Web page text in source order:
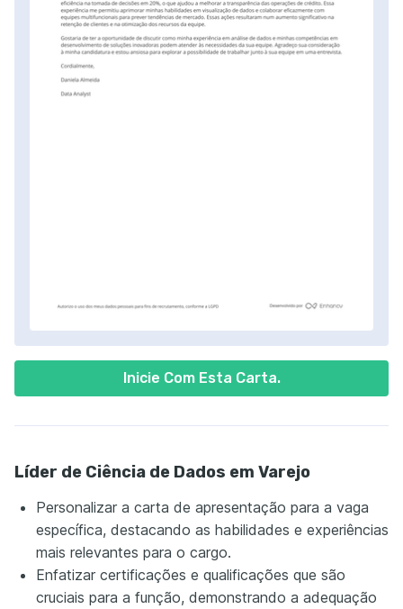
Inicie Com Esta Carta.
Líder de Ciência de Dados em Varejo
Personalizar a carta de apresentação para a vaga
específica, destacando as habilidades e experiências
mais relevantes para o cargo.
Enfatizar certificações e qualificações que são
cruciais para a função, demonstrando a adequação